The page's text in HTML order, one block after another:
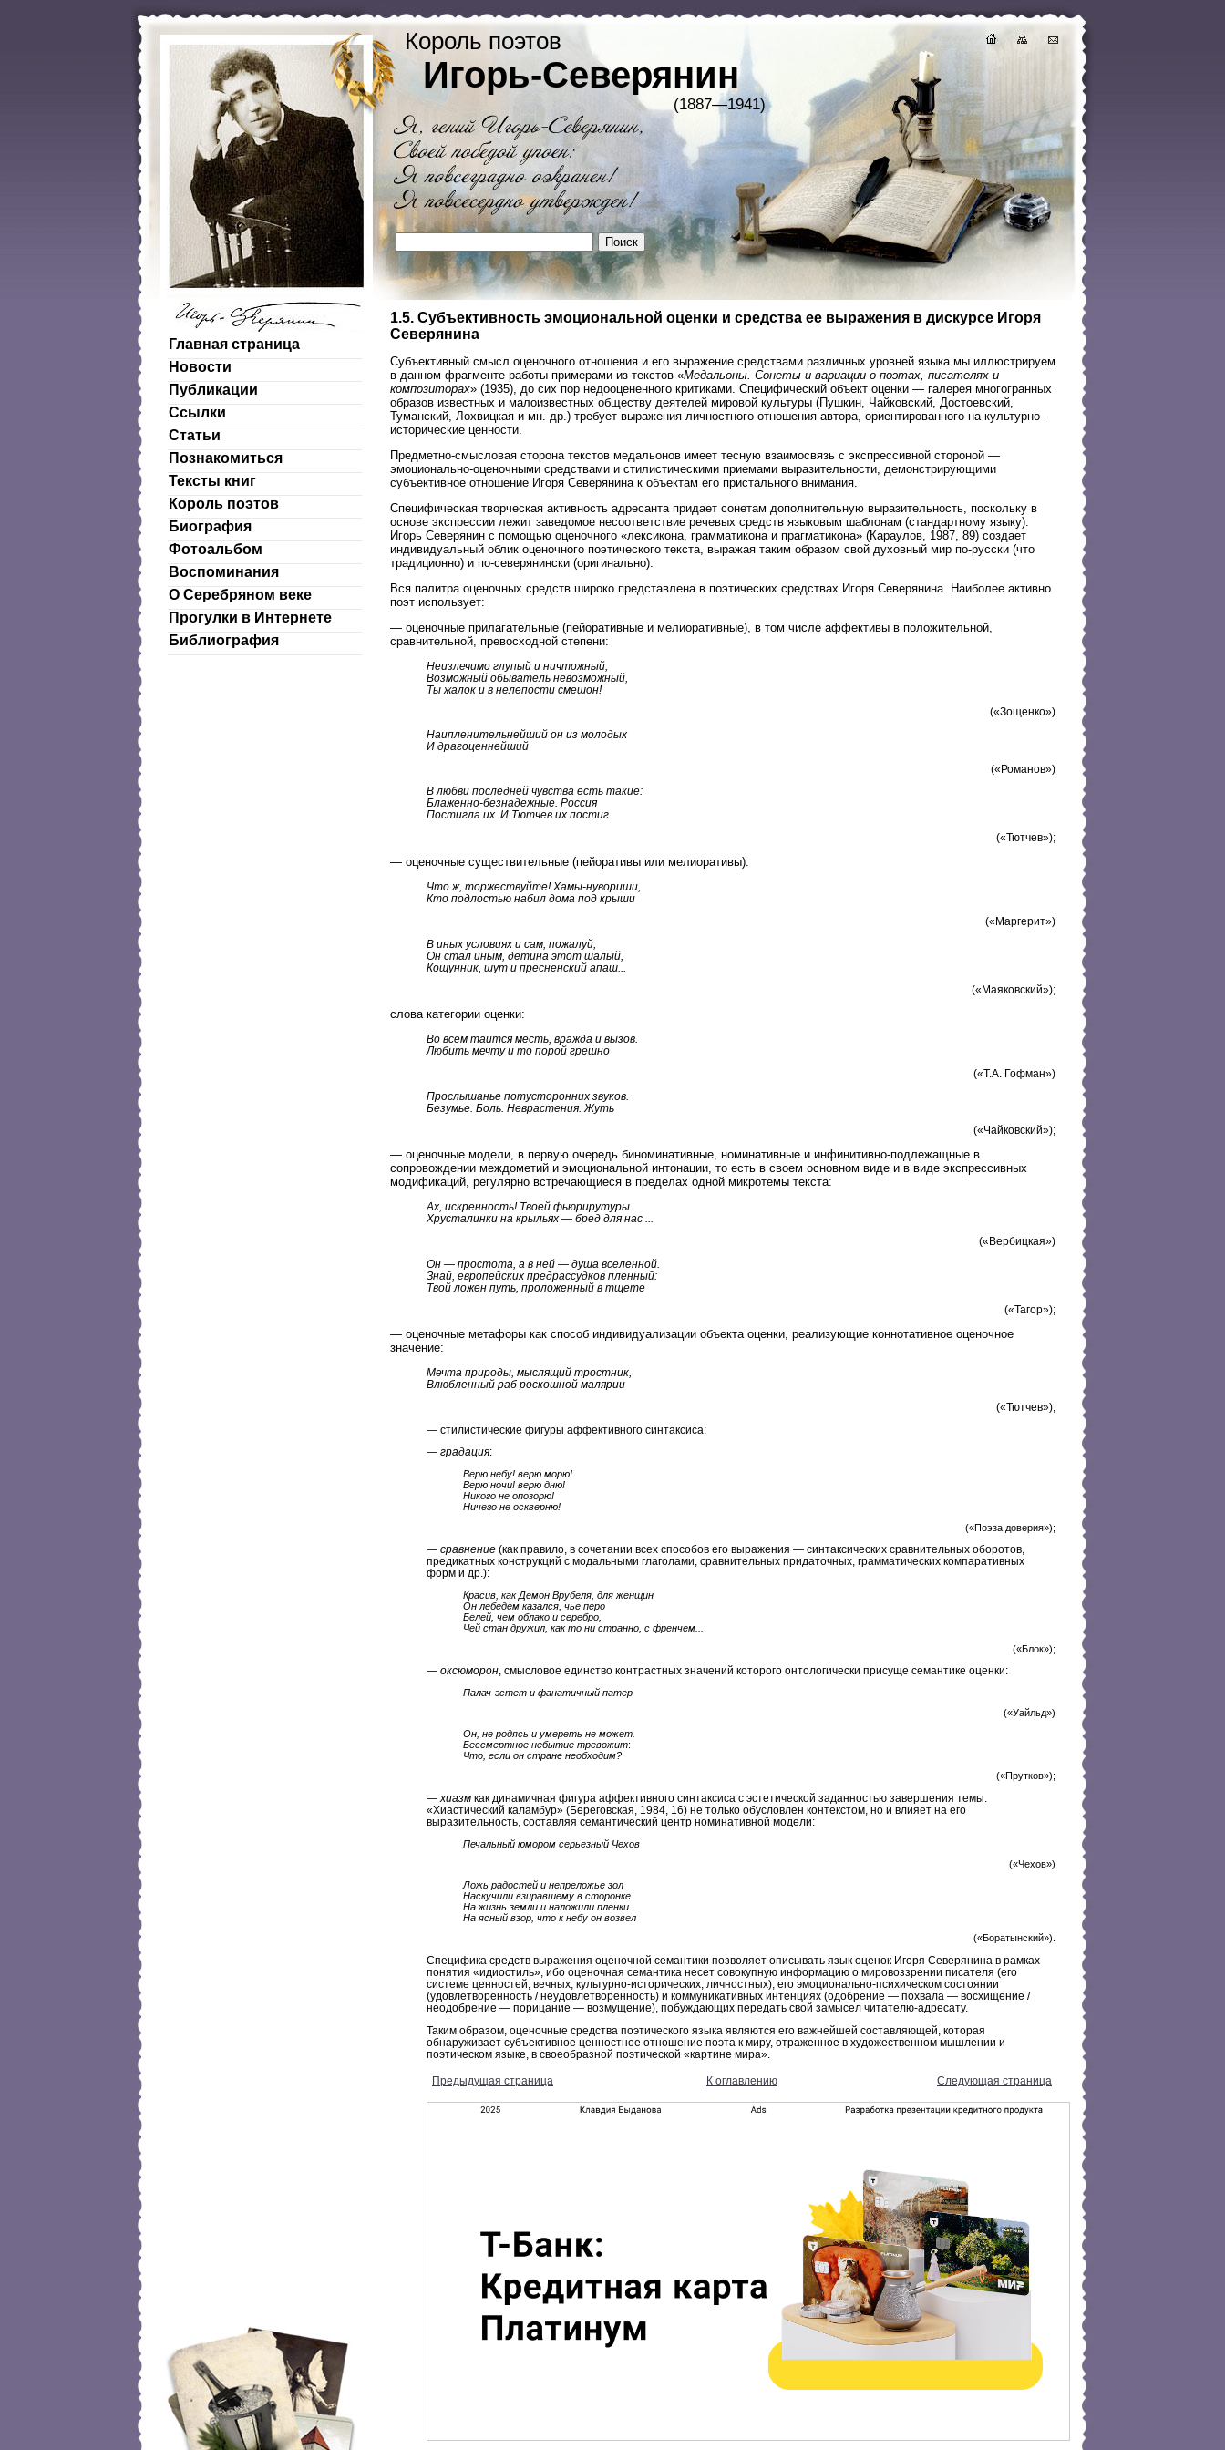
Король поэтов
Игорь-Северянин
(1887—1941)
Главная страница
Новости
Публикации
Ссылки
Статьи
Познакомиться
Тексты книг
Король поэтов
Биография
Фотоальбом
Воспоминания
О Серебряном веке
Прогулки в Интернете
Библиография
1.5. Субъективность эмоциональной оценки и средства ее выражения в дискурсе Игоря
Северянина
Субъективный смысл оценочного отношения и его выражение средствами различных уровней языка мы иллюстрируем
в данном фрагменте работы примерами из текстов «Медальоны. Сонеты и вариации о поэтах, писателях и
композиторах» (1935), до сих пор недооцененного критиками. Специфический объект оценки — галерея многогранных
образов известных и малоизвестных обществу деятелей мировой культуры (Пушкин, Чайковский, Достоевский,
Туманский, Лохвицкая и мн. др.) требует выражения личностного отношения автора, ориентированного на культурно-
исторические ценности.
Предметно-смысловая сторона текстов медальонов имеет тесную взаимосвязь с экспрессивной стороной —
эмоционально-оценочными средствами и стилистическими приемами выразительности, демонстрирующими
субъективное отношение Игоря Северянина к объектам его пристального внимания.
Специфическая творческая активность адресанта придает сонетам дополнительную выразительность, поскольку в
основе экспрессии лежит заведомое несоответствие речевых средств языковым шаблонам (стандартному языку).
Игорь Северянин с помощью оценочного «лексикона, грамматикона и прагматикона» (Караулов, 1987, 89) создает
индивидуальный облик оценочного поэтического текста, выражая таким образом свой духовный мир по-русски (что
традиционно) и по-северянински (оригинально).
Вся палитра оценочных средств широко представлена в поэтических средствах Игоря Северянина. Наиболее активно
поэт использует:
— оценочные прилагательные (пейоративные и мелиоративные), в том числе аффективы в положительной,
сравнительной, превосходной степени:
Неизлечимо глупый и ничтожный,
Возможный обыватель невозможный,
Ты жалок и в нелепости смешон!
(«Зощенко»)
Наипленительнейший он из молодых
И драгоценнейший
(«Романов»)
В любви последней чувства есть такие:
Блаженно-безнадежные. Россия
Постигла их. И Тютчев их постиг
(«Тютчев»);
— оценочные существительные (пейоративы или мелиоративы):
Что ж, торжествуйте! Хамы-нувориши,
Кто подлостью набил дома под крыши
(«Маргерит»)
В иных условиях и сам, пожалуй,
Он стал иным, детина этот шалый,
Кощунник, шут и пресненский апаш...
(«Маяковский»);
слова категории оценки:
Во всем таится месть, вражда и вызов.
Любить мечту и то порой грешно
(«Т.А. Гофман»)
Прослышанье потусторонних звуков.
Безумье. Боль. Неврастения. Жуть
(«Чайковский»);
— оценочные модели, в первую очередь биноминативные, номинативные и инфинитивно-подлежащные в
сопровождении междометий и эмоциональной интонации, то есть в своем основном виде и в виде экспрессивных
модификаций, регулярно встречающиеся в пределах одной микротемы текста:
Ах, искренность! Твоей фьюрирутуры
Хрусталинки на крыльях — бред для нас ...
(«Вербицкая»)
Он — простота, а в ней — душа вселенной.
Знай, европейских предрассудков пленный:
Твой ложен путь, проложенный в тщете
(«Тагор»);
— оценочные метафоры как способ индивидуализации объекта оценки, реализующие коннотативное оценочное
значение:
Мечта природы, мыслящий тростник,
Влюбленный раб роскошной малярии
(«Тютчев»);
— стилистические фигуры аффективного синтаксиса:
— градация:
Верю небу! верю морю!
Верю ночи! верю дню!
Никого не опозорю!
Ничего не оскверню!
(«Поэза доверия»);
— сравнение (как правило, в сочетании всех способов его выражения — синтаксических сравнительных оборотов,
предикатных конструкций с модальными глаголами, сравнительных придаточных, грамматических компаративных
форм и др.):
Красив, как Демон Врубеля, для женщин
Он лебедем казался, чье перо
Белей, чем облако и серебро,
Чей стан дружил, как то ни странно, с френчем...
(«Блок»);
— оксюморон , смысловое единство контрастных значений которого онтологически присуще семантике оценки:
Палач-эстет и фанатичный патер
(«Уайльд»)
Он, не родясь и умереть не может.
Бессмертное небытие тревожит:
Что, если он стране необходим?
(«Прутков»);
— хиазм как динамичная фигура аффективного синтаксиса с эстетической заданностью завершения темы.
«Хиастический каламбур» (Береговская, 1984, 16) не только обусловлен контекстом, но и влияет на его
выразительность, составляя семантический центр номинативной модели:
Печальный юмором серьезный Чехов
(«Чехов»)
Ложь радостей и непреложье зол
Наскучили взиравшему в сторонке
На жизнь земли и наложили пленки
На ясный взор, что к небу он возвел
(«Боратынский»).
Специфика средств выражения оценочной семантики позволяет описывать язык оценок Игоря Северянина в рамках
понятия «идиостиль», ибо оценочная семантика несет совокупную информацию о мировоззрении писателя (его
системе ценностей, вечных, культурно-исторических, личностных), его эмоционально-психическом состоянии
(удовлетворенность / неудовлетворенность) и коммуникативных интенциях (одобрение — похвала — восхищение /
неодобрение — порицание — возмущение), побуждающих передать свой замысел читателю-адресату.
Таким образом, оценочные средства поэтического языка являются его важнейшей составляющей, которая
обнаруживает субъективное ценностное отношение поэта к миру, отраженное в художественном мышлении и
поэтическом языке, в своеобразной поэтической «картине мира».
Предыдущая страница К оглавлению Следующая страница